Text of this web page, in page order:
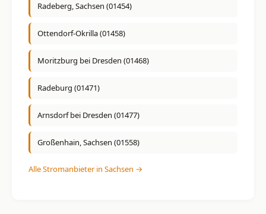
Radeberg, Sachsen (01454)
Ottendorf-Okrilla (01458)
Moritzburg bei Dresden (01468)
Radeburg (01471)
Arnsdorf bei Dresden (01477)
Großenhain, Sachsen (01558)
Alle Stromanbieter in Sachsen →